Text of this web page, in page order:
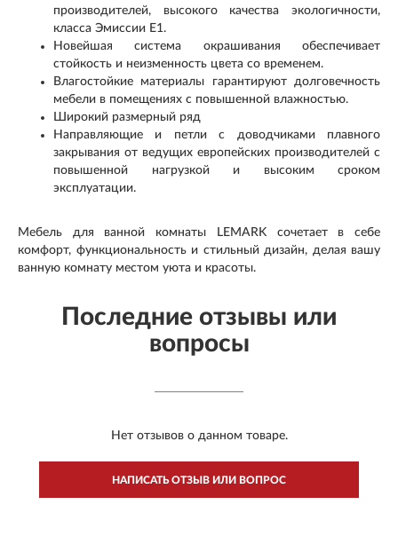
производителей, высокого качества экологичности,
класса Эмиссии Е1.
Новейшая система окрашивания обеспечивает
стойкость и неизменность цвета со временем.
Влагостойкие материалы гарантируют долговечность
мебели в помещениях с повышенной влажностью.
Широкий размерный ряд
Направляющие и петли с доводчиками плавного
закрывания от ведущих европейских производителей с
повышенной нагрузкой и высоким сроком
эксплуатации.
Мебель для ванной комнаты LEMARK сочетает в себе
комфорт, функциональность и стильный дизайн, делая вашу
ванную комнату местом уюта и красоты.
Последние отзывы или
вопросы
Нет отзывов о данном товаре.
НАПИСАТЬ ОТЗЫВ ИЛИ ВОПРОС